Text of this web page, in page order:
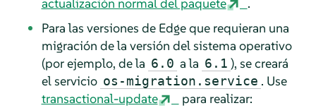
Para las versiones de Edge que requieran una
migración de la versión del sistema operativo
(por ejemplo, de la 6.0 a la 6.1 ), se creará
el servicio os-migration.service . Use
transactional-update
para realizar: